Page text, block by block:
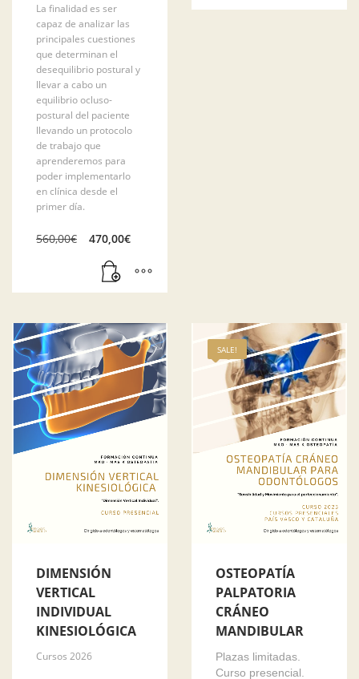
La finalidad es ser
capaz de analizar las
principales cuestiones
que determinan el
desequilibrio postural y
llevar a cabo un
equilibrio ocluso-
postural del paciente
llevando un protocolo
de trabajo que
aprenderemos para
poder implementarlo
en clínica desde el
primer día.
560,00€ El
original
era:
560,00€.
470,00€
actual
470,00€.
DIMENSIÓN
VERTICAL
INDIVIDUAL
KINESIOLÓGICA
Cursos 2026
SALE!
OSTEOPATÍA
PALPATORIA
CRÁNEO
MANDIBULAR
Plazas limitadas.
Curso presencial.